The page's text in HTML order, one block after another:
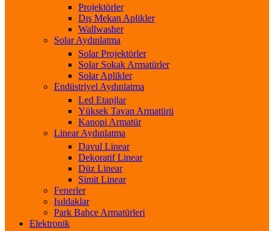
Projektörler
Dış Mekan Aplikler
Wallwasher
Solar Aydınlatma
Solar Projektörler
Solar Sokak Armatürler
Solar Aplikler
Endüstriyel Aydınlatma
Led Etanjlar
Yüksek Tavan Armatürü
Kanopi Armatür
Linear Aydınlatma
Davul Linear
Dekoratif Linear
Düz Linear
Simit Linear
Fenerler
Işıldaklar
Park Bahçe Armatürleri
Elektronik